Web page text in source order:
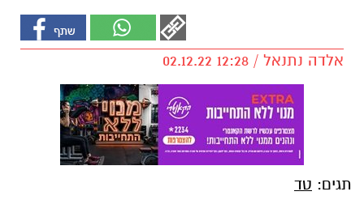
אלדה נתנאל / 12:28 02.12.22
תגים: טד